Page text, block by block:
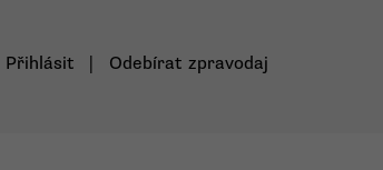
Přihlásit Odebírat zpravodaj